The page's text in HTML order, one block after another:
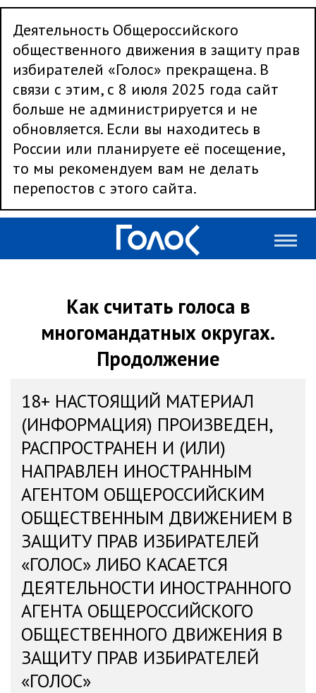
Деятельность Общероссийского
общественного движения в защиту прав
избирателей «Голос» прекращена. В
связи с этим, с 8 июля 2025 года сайт
больше не администрируется и не
обновляется. Если вы находитесь в
России или планируете её посещение,
то мы рекомендуем вам не делать
перепостов с этого сайта.
Как считать голоса в
многомандатных округах.
Продолжение
18+ НАСТОЯЩИЙ МАТЕРИАЛ
(ИНФОРМАЦИЯ) ПРОИЗВЕДЕН,
РАСПРОСТРАНЕН И (ИЛИ)
НАПРАВЛЕН ИНОСТРАННЫМ
АГЕНТОМ ОБЩЕРОССИЙСКИМ
ОБЩЕСТВЕННЫМ ДВИЖЕНИЕМ В
ЗАЩИТУ ПРАВ ИЗБИРАТЕЛЕЙ
«ГОЛОС» ЛИБО КАСАЕТСЯ
ДЕЯТЕЛЬНОСТИ ИНОСТРАННОГО
АГЕНТА ОБЩЕРОССИЙСКОГО
ОБЩЕСТВЕННОГО ДВИЖЕНИЯ В
ЗАЩИТУ ПРАВ ИЗБИРАТЕЛЕЙ
«ГОЛОС»